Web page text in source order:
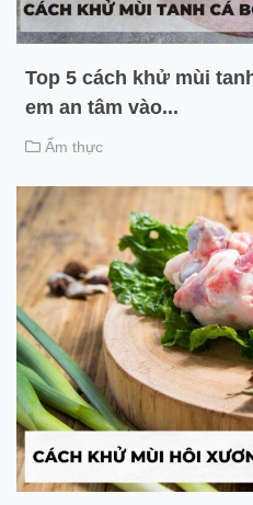
Top 5 cách khử mùi
em an tâm vào...
Ẩm thực